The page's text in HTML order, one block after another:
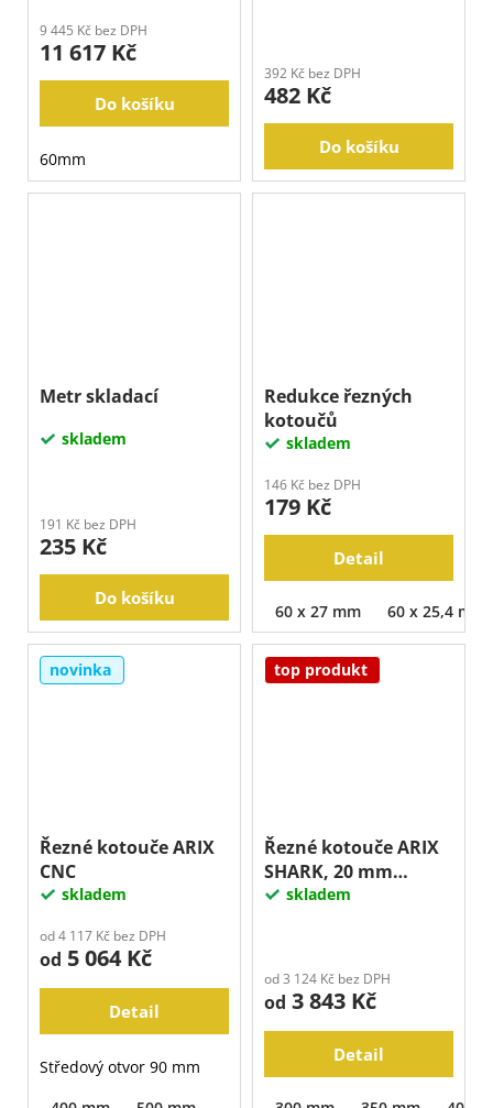
9 445 Kč bez DPH
11 617 Kč
Do košíku
60mm
392 Kč bez DPH
482 Kč
Do košíku
Metr skladací
skladem
191 Kč bez DPH
235 Kč
Do košíku
Redukce řezných
kotoučů
skladem
146 Kč bez DPH
179 Kč
Detail
60 x 27 mm 60 x 25,4 mm
novinka
Řezné kotouče ARIX
CNC
skladem
od 4 117 Kč bez DPH
od 5 064 Kč
Detail
Středový otvor 90 mm
top produkt
Řezné kotouče ARIX
SHARK, 20 mm
segment
skladem
od 3 124 Kč bez DPH
od 3 843 Kč
Detail